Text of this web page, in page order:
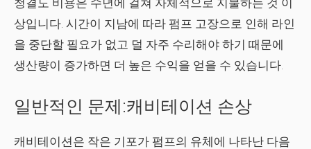
상입니다. 시간이 지남에 따라 펌프 고장으로 인해 라인
을 중단할 필요가 없고 덜 자주 수리해야 하기 때문에
생산량이 증가하면 더 높은 수익을 얻을 수 있습니다.
일반적인 문제:캐비테이션 손상
캐비테이션은 작은 기포가 펌프의 유체에 나타난 다음